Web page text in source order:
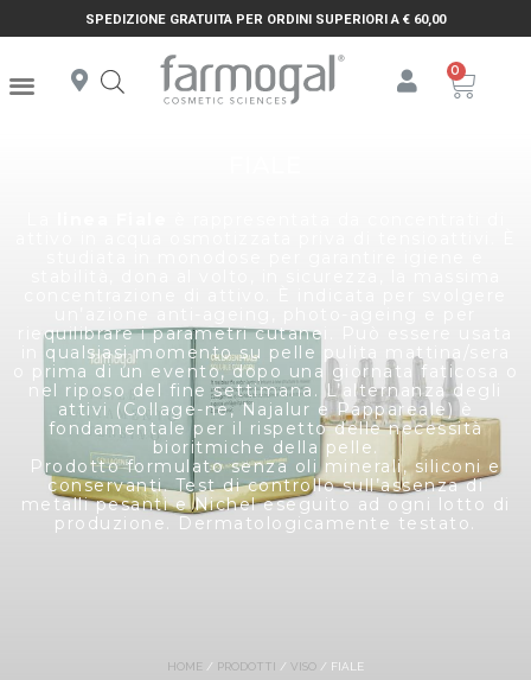
SPEDIZIONE GRATUITA PER ORDINI SUPERIORI A € 60,00
riequilibrare i parametri cutanei. Può essere usata
in qualsiasi momento su pelle pulita mattina/sera
o prima di un evento, dopo una giornata faticosa o
nel riposo del fine settimana. L’alternanza degli
attivi (Collage-ne, Najalur e Pappareale) è
fondamentale per il rispetto delle necessità
bioritmiche della pelle.
Prodotto formulato senza oli minerali, siliconi e
conservanti. Test di controllo sull’assenza di
metalli pesanti e Nichel eseguito ad ogni lotto di
produzione. Dermatologicamente testato.
HOME / PRODOTTI / VISO / FIALE